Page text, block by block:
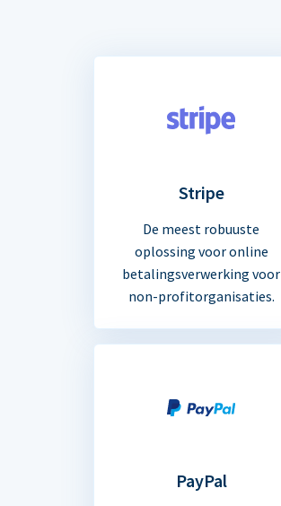
Stripe
De meest robuuste
oplossing voor online
betalingsverwerking voor
non-profitorganisaties.
PayPal